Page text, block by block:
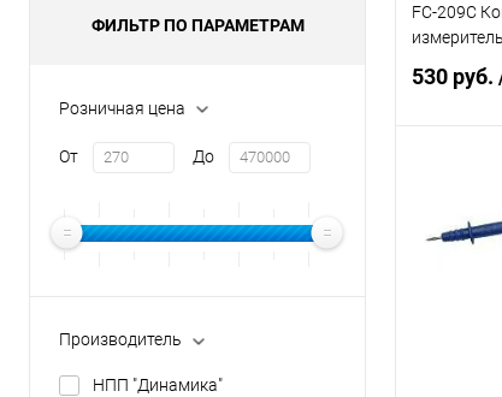
ФИЛЬТР ПО ПАРАМЕТРАМ
Розничная цена
От До
Производитель
НПП "Динамика"
FC-209C
530 руб.
Купить в